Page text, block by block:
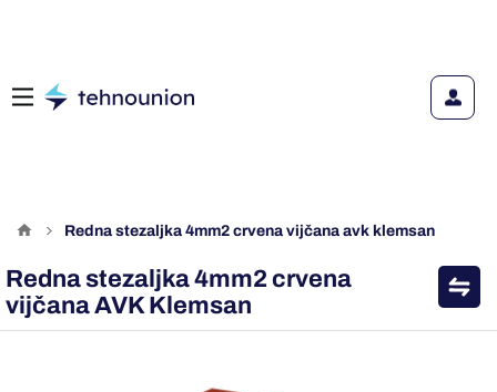
redna stezaljka 4mm2 crvena vijčana avk klemsan
Redna stezaljka 4mm2 crvena
vijčana AVK Klemsan